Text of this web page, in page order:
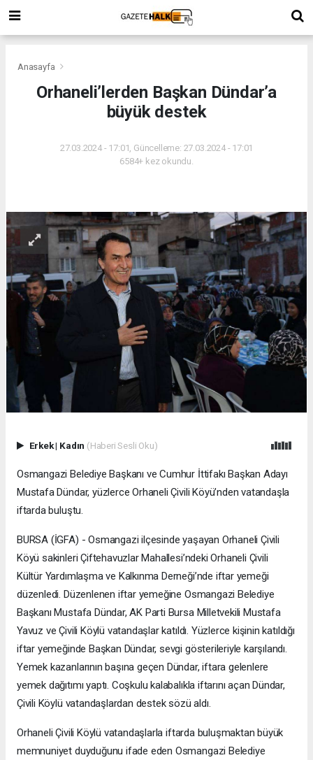
Anasayfa
Orhaneli’lerden Başkan Dündar’a
büyük destek
27.03.2024 - 17:01, Güncelleme: 27.03.2024 - 17:01
6584+ kez okundu.
Erkek| Kadın (Haberi Sesli Oku)
Osmangazi Belediye Başkanı ve Cumhur İttifakı Başkan Adayı
Mustafa Dündar, yüzlerce Orhaneli Çivili Köyü’nden vatandaşla
iftarda buluştu.
BURSA (İGFA) - Osmangazi ilçesinde yaşayan Orhaneli Çivili
Köyü sakinleri Çiftehavuzlar Mahallesi’ndeki Orhaneli Çivili
Kültür Yardımlaşma ve Kalkınma Derneği’nde iftar yemeği
düzenledi. Düzenlenen iftar yemeğine Osmangazi Belediye
Başkanı Mustafa Dündar, AK Parti Bursa Milletvekili Mustafa
Yavuz ve Çivili Köylü vatandaşlar katıldı. Yüzlerce kişinin katıldığı
iftar yemeğinde Başkan Dündar, sevgi gösterileriyle karşılandı.
Yemek kazanlarının başına geçen Dündar, iftara gelenlere
yemek dağıtımı yaptı. Coşkulu kalabalıkla iftarını açan Dündar,
Çivili Köylü vatandaşlardan destek sözü aldı.
Orhaneli Çivili Köylü vatandaşlarla iftarda buluşmaktan büyük
memnuniyet duyduğunu ifade eden Osmangazi Belediye